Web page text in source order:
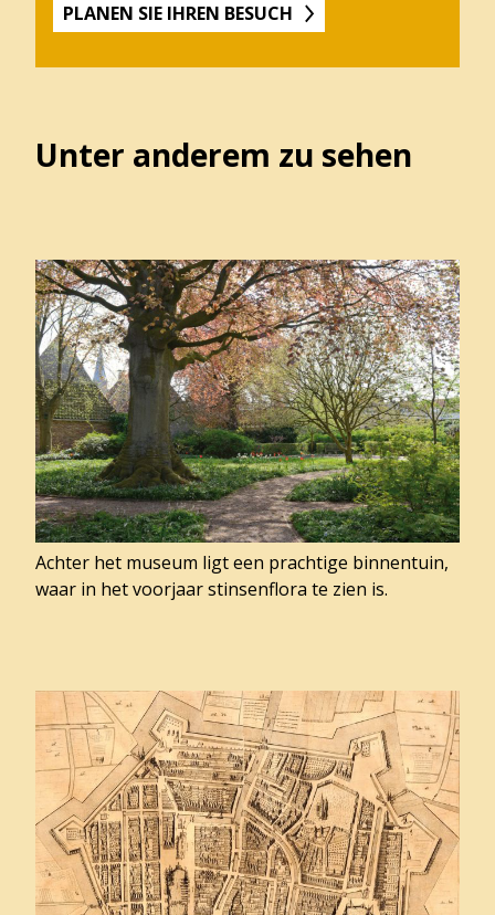
PLANEN SIE IHREN BESUCH
Unter anderem zu sehen
Achter het museum ligt een prachtige binnentuin,
waar in het voorjaar stinsenflora te zien is.